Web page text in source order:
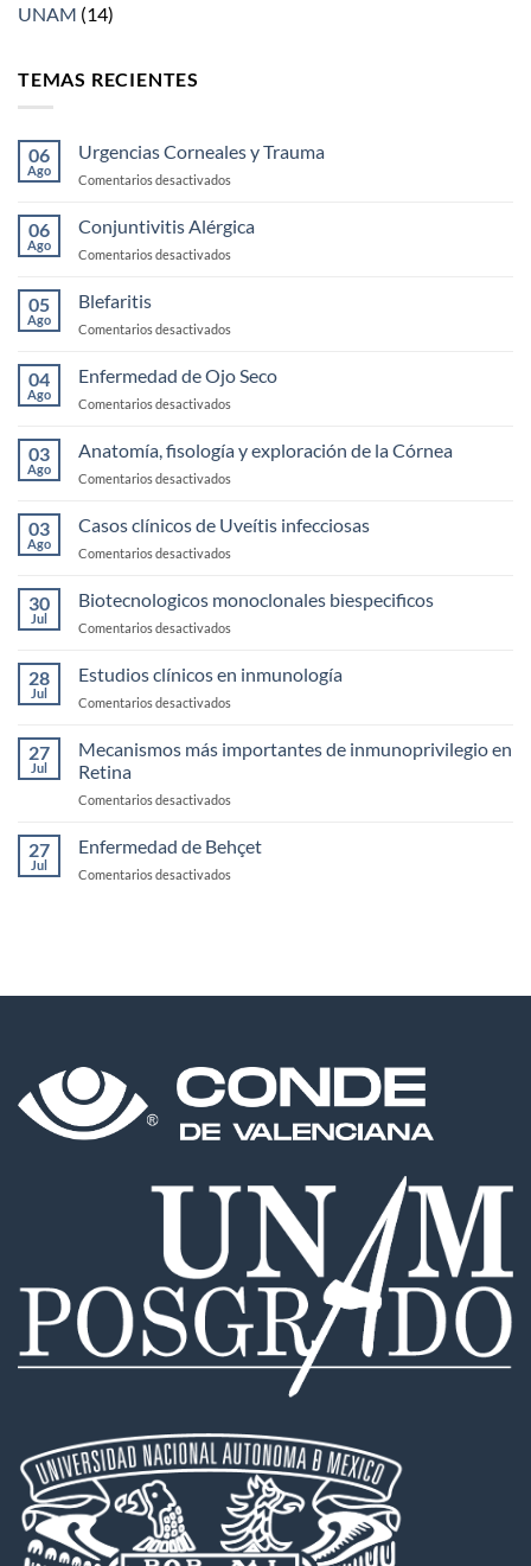
UNAM (14)
TEMAS RECIENTES
06
Ago
Urgencias Corneales y Trauma
Comentarios desactivados
Corneales
y
Trauma
06
Ago
Conjuntivitis Alérgica
Comentarios desactivados
05
Ago
Blefaritis
Comentarios desactivados
04
Ago
Enfermedad de Ojo Seco
Comentarios desactivados
Ojo
Seco
03
Ago
Anatomía, fisología y exploración de la Córnea
Comentarios desactivados
fisología
exploración
la
03
Ago
Casos clínicos de Uveítis infecciosas
Comentarios desactivados
clínicos
Uveítis
30
Jul
Biotecnologicos monoclonales biespecificos
Comentarios desactivados
monoclonales
28
Jul
Estudios clínicos en inmunología
Comentarios desactivados
en
27
Jul
Mecanismos más importantes de inmunoprivilegio en
Retina
Comentarios desactivados
importantes
de
27
Jul
Enfermedad de Behçet
Comentarios desactivados